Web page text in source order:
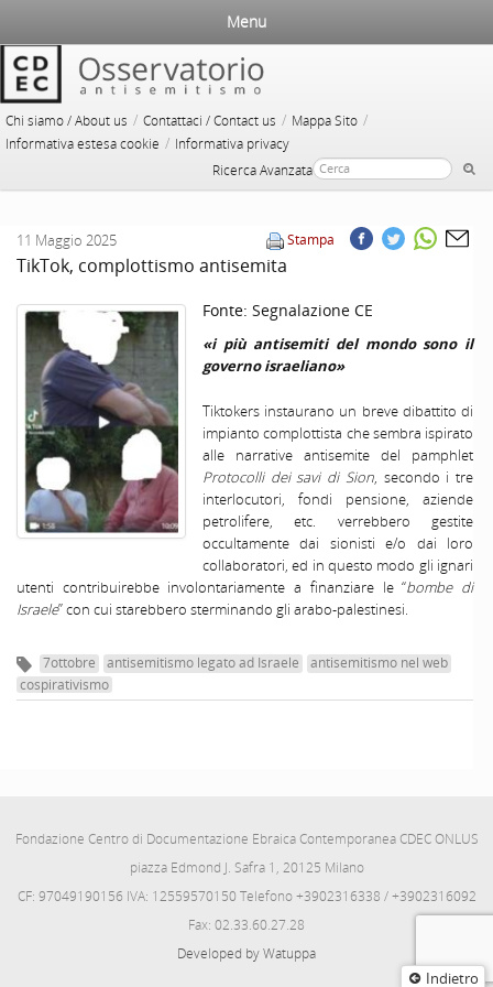
Chi siamo / About us / Contattaci / Contact us / Mappa Sito /
Informativa estesa cookie / Informativa privacy
Ricerca Avanzata
Menu
Indietro
Stampa
11 Maggio 2025
TikTok, complottismo antisemita
Fonte: Segnalazione CE
«i più antisemiti del mondo sono il
governo israeliano»
Tiktokers instaurano un breve dibattito di
impianto complottista che sembra ispirato
alle narrative antisemite del pamphlet
Protocolli dei savi di Sion, secondo i tre
interlocutori, fondi pensione, aziende
petrolifere, etc. verrebbero gestite
occultamente dai sionisti e/o dai loro
collaboratori, ed in questo modo gli ignari
utenti contribuirebbe involontariamente a finanziare le “bombe di
Israele” con cui starebbero sterminando gli arabo-palestinesi.
7ottobre antisemitismo legato ad Israele
antisemitismo nel web
cospirativismo
Fondazione Centro di Documentazione Ebraica Contemporanea CDEC ONLUS
piazza Edmond J. Safra 1, 20125 Milano
CF: 97049190156 IVA: 12559570150 Telefono +3902316338 / +3902316092
Fax: 02.33.60.27.28
Developed by Watuppa